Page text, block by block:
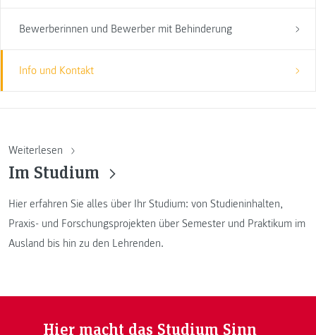
Bewerberinnen und Bewerber mit Behinderung
Info und Kontakt
Weiterlesen
Im Studium
Hier erfahren Sie alles über Ihr Studium: von Studieninhalten,
Praxis- und Forschungsprojekten über Semester und Praktikum im
Ausland bis hin zu den Lehrenden.
Hier macht das Studium Sinn